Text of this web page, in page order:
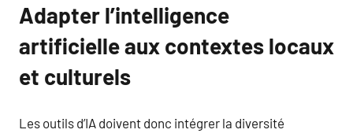
Adapter l’intelligence
artificielle aux contextes locaux
et culturels
Les outils d’IA doivent donc intégrer la diversité